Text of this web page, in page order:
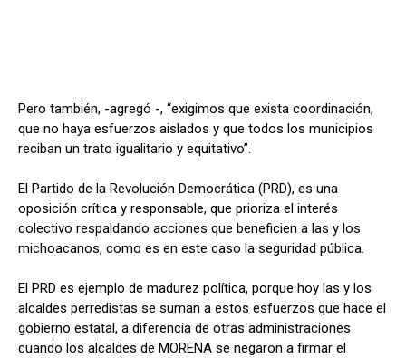
Pero también, -agregó -, “exigimos que exista coordinación,
que no haya esfuerzos aislados y que todos los municipios
reciban un trato igualitario y equitativo”.
El Partido de la Revolución Democrática (PRD), es una
oposición crítica y responsable, que prioriza el interés
colectivo respaldando acciones que beneficien a las y los
michoacanos, como es en este caso la seguridad pública.
El PRD es ejemplo de madurez política, porque hoy las y los
alcaldes perredistas se suman a estos esfuerzos que hace el
gobierno estatal, a diferencia de otras administraciones
cuando los alcaldes de MORENA se negaron a firmar el